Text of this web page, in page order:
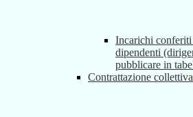
Incarichi conferiti
dipendenti
pubblicare in
Contrattazione collettiva